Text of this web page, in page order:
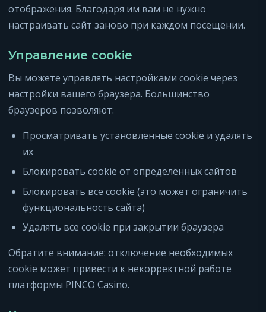
отображения. Благодаря им вам не нужно
настраивать сайт заново при каждом посещении.
Управление cookie
Вы можете управлять настройками cookie через
настройки вашего браузера. Большинство
браузеров позволяют:
Просматривать установленные cookie и удалять
их
Блокировать cookie от определённых сайтов
Блокировать все cookie (это может ограничить
функциональность сайта)
Удалять все cookie при закрытии браузера
Обратите внимание: отключение необходимых
cookie может привести к некорректной работе
платформы PINCO Casino.